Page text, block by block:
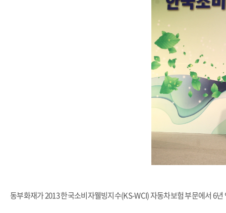
동부화재가 2013 한국소비자웰빙지수(KS-WCI) 자동차보험 부문에서 6